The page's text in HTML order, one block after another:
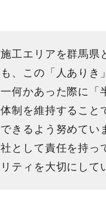
施工エリアを群馬県
も、この「人ありき
一何かあった際に「
体制を維持すること
できるよう努めてい
社として責任を持っ
リティを大切にして